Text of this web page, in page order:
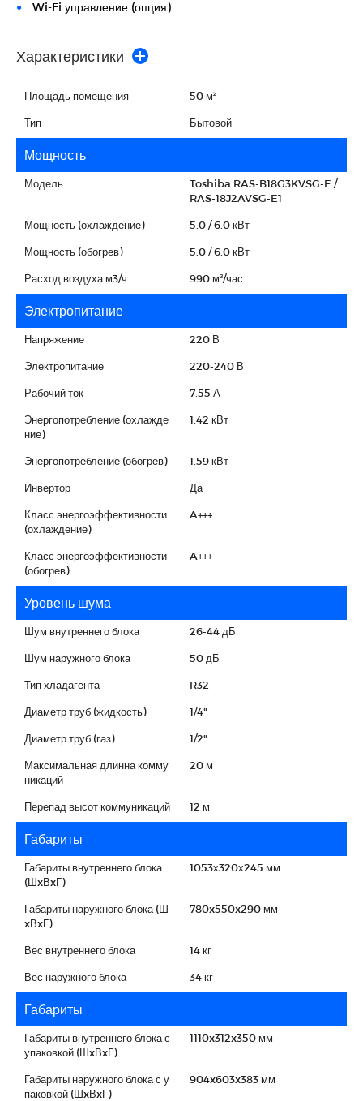
Wi-Fi управление (опция)
Характеристики
Площадь помещения 50 м²
Тип Бытовой
Мощность
Модель
Toshiba RAS-B18G3KVSG-E /
RAS-18J2AVSG-E1
Мощность (охлаждение) 5.0 / 6.0 кВт
Мощность (обогрев) 5.0 / 6.0 кВт
Расход воздуха м3/ч 990 м³/час
Электропитание
Напряжение 220 В
Электропитание 220-240 В
Рабочий ток 7.55 А
Энергопотребление (охлажде
ние)
1.42 кВт
Энергопотребление (обогрев) 1.59 кВт
Инвертор Да
Класс энергоэффективности
(охлаждение)
A+++
Класс энергоэффективности
(обогрев)
A+++
Уровень шума
Шум внутреннего блока 26-44 дБ
Шум наружного блока 50 дБ
Тип хладагента R32
Диаметр труб (жидкость) 1/4"
Диаметр труб (газ) 1/2"
Максимальная длинна комму
никаций
20 м
Перепад высот коммуникаций 12 м
Габариты
Габариты внутреннего блока
(ШxВxГ)
1053х320х245 мм
Габариты наружного блока (Ш
xВxГ)
780x550x290 мм
Вес внутреннего блока 14 кг
Вес наружного блока 34 кг
Габариты
Габариты внутреннего блока с
упаковкой (ШxВxГ)
1110x312x350 мм
Габариты наружного блока с у
паковкой (ШxВxГ)
904x603x383 мм